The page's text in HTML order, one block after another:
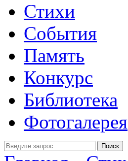
Стихи
События
Память
Конкурс
Библиотека
Фотогалерея